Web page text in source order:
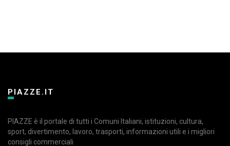
PIAZZE.IT
PIAZZE è il portale di tutti i Comuni Italiani, istituzioni, cultura,
sport, divertimento, lavoro, trasporti, informazioni utili e i migliori
consigli commerciali